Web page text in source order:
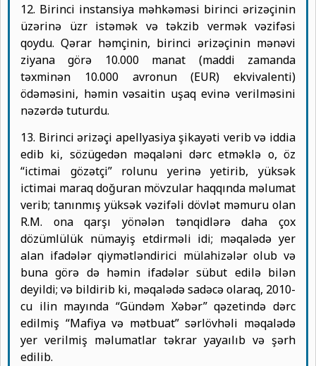
12. Birinci instansiya məhkəməsi birinci ərizəçinin
üzərinə üzr istəmək və təkzib vermək vəzifəsi
qoydu. Qərar həmçinin, birinci ərizəçinin mənəvi
ziyana görə 10.000 manat (maddi zamanda
təxminən 10.000 avronun (EUR) ekvivalenti)
ödəməsini, həmin vəsaitin uşaq evinə verilməsini
nəzərdə tuturdu.
13. Birinci ərizəçi apellyasiya şikayəti verib və iddia
edib ki, sözügedən məqaləni dərc etməklə o, öz
“ictimai gözətçi” rolunu yerinə yetirib, yüksək
ictimai maraq doğuran mövzular haqqında məlumat
verib; tanınmış yüksək vəzifəli dövlət məmuru olan
R.M. ona qarşı yönələn tənqidlərə daha çox
dözümlülük nümayiş etdirməli idi; məqalədə yer
alan ifadələr qiymətləndirici mülahizələr olub və
buna görə də həmin ifadələr sübut edilə bilən
deyildi; və bildirib ki, məqalədə sadəcə olaraq, 2010-
cu ilin mayında “Gündəm Xəbər” qəzetində dərc
edilmiş “Mafiya və mətbuat” sərlövhəli məqalədə
yer verilmiş məlumatlar təkrar yayaılıb və şərh
edilib.